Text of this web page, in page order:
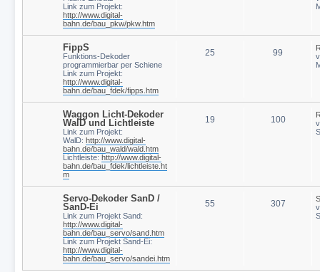
Link zum Projekt:
http://www.digital-
bahn.de/bau_pkw/pkw.htm
FippS
Funktions-Dekoder
programmierbar per Schiene
Link zum Projekt:
http://www.digital-
bahn.de/bau_fdek/fipps.htm
25 99
Waggon Licht-Dekoder
WalD und Lichtleiste
Link zum Projekt:
WalD: http://www.digital-
bahn.de/bau_wald/wald.htm
Lichtleiste: http://www.digital-
bahn.de/bau_fdek/lichtleiste.ht
m
19 100
Servo-Dekoder SanD /
SanD-Ei
Link zum Projekt Sand:
http://www.digital-
bahn.de/bau_servo/sand.htm
Link zum Projekt Sand-Ei:
http://www.digital-
bahn.de/bau_servo/sandei.htm
55 307